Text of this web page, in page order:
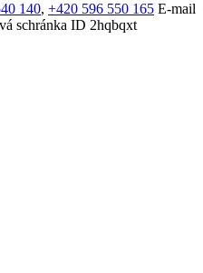
140, +420 596 550 165 E-mail
schránka ID 2hqbqxt